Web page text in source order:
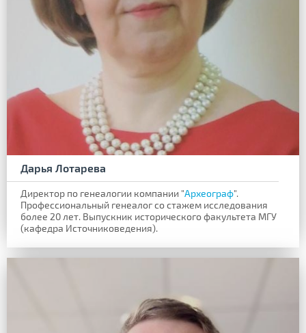
Дарья Лотарева
Директор по генеалогии компании "Археограф".
Профессиональный генеалог со стажем исследования
более 20 лет. Выпускник исторического факультета МГУ
(кафедра Источниковедения).